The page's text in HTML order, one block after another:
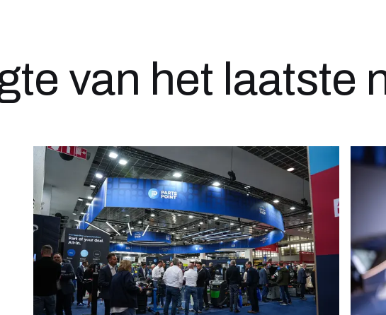
van het laatste